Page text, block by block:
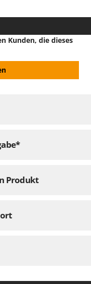
emaillierter Stahl
ja
6.9 kg
Originalverpackung
Kunden, die dieses
Produkt